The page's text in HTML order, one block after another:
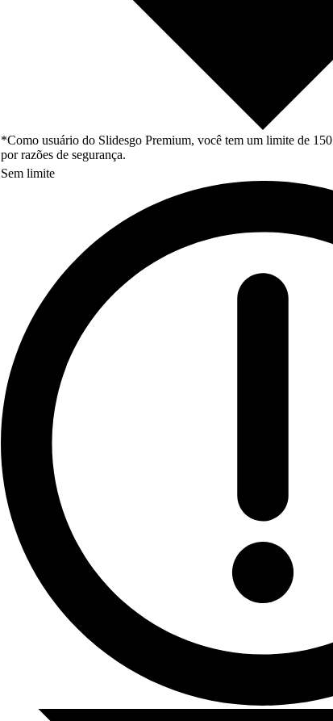
*Como usuário do Slidesgo Premium, você tem um limite de
por razões de segurança.
Sem limite